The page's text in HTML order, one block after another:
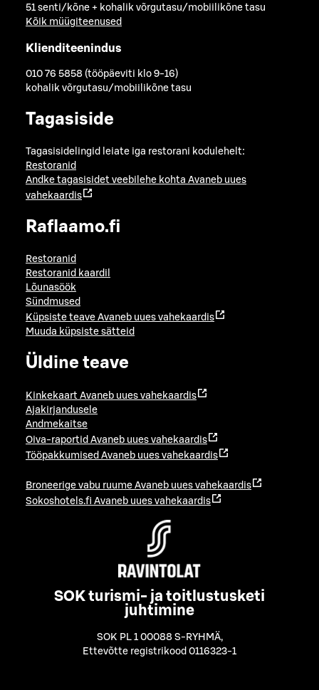
51 senti/kõne + kohalik võrgutasu/mobiilikõne tasu
Kõik müügiteenused
Klienditeenindus
010 76 5858 (tööpäeviti klo 9-16)
kohalik võrgutasu/mobiilikõne tasu
Tagasiside
Tagasisidelingid leiate iga restorani kodulehelt:
Restoranid
Andke tagasisidet veebilehe kohta Avaneb uues
vahekaardis
Raflaamo.fi
Restoranid
Restoranid kaardil
Lõunasöök
Sündmused
Küpsiste teave Avaneb uues vahekaardis
Muuda küpsiste sätteid
Üldine teave
Kinkekaart Avaneb uues vahekaardis
Ajakirjandusele
Andmekaitse
Oiva-raportid Avaneb uues vahekaardis
Tööpakkumised Avaneb uues vahekaardis
Broneerige vabu ruume Avaneb uues vahekaardis
Sokoshotels.fi Avaneb uues vahekaardis
SOK turismi- ja toitlustusketi
juhtimine
SOK PL 1 00088 S-RYHMÄ,
Ettevõtte registrikood 0116323-1